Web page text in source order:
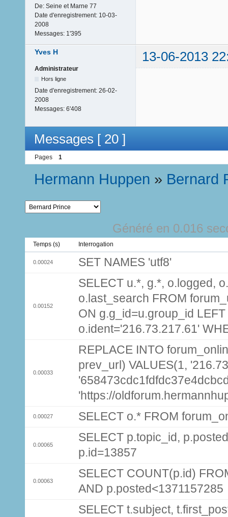
De: Seine et Marne 77
Date d'enregistrement: 10-03-
2008
Messages: 1'395
Yves H 13-06-2013
Administrateur
Hors ligne
Date d'enregistrement: 26-02-
2008
Messages: 6'408
Messages [ 20 ]
Pages 1
Hermann Huppen » Bernard
Généré en 0.016
Temps (s) Interrogation
0.00024 SET NAMES 'utf8'
0.00152
SELECT u.*, g.*, o.logged,
o.last_search FROM
ON g.g_id=u.group_id
o.ident='216.73.217.61'
0.00033
REPLACE INTO
prev_url) VALUES(1,
'https://
0.00027 SELECT o.* FROM
0.00065
SELECT p.topic_id,
p.id=13857
0.00063
SELECT COUNT(p.id)
AND p.posted<1371157285
SELECT t.subject,